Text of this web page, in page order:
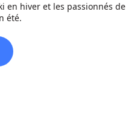
en hiver et les passionnés de
été.